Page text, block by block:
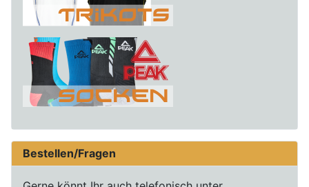
Bestellen/Fragen